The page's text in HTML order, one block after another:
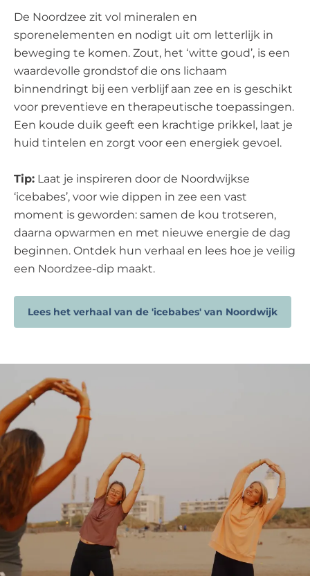
De Noordzee zit vol mineralen en
sporenelementen en nodigt uit om letterlijk in
beweging te komen. Zout, het ‘witte goud’, is een
waardevolle grondstof die ons lichaam
binnendringt bij een verblijf aan zee en is geschikt
voor preventieve en therapeutische toepassingen.
Een koude duik geeft een krachtige prikkel, laat je
huid tintelen en zorgt voor een energiek gevoel.
Tip: Laat je inspireren door de Noordwijkse
‘icebabes’, voor wie dippen in zee een vast
moment is geworden: samen de kou trotseren,
daarna opwarmen en met nieuwe energie de dag
beginnen. Ontdek hun verhaal en lees hoe je veilig
een Noordzee-dip maakt.
Lees het verhaal van de 'icebabes' van Noordwijk